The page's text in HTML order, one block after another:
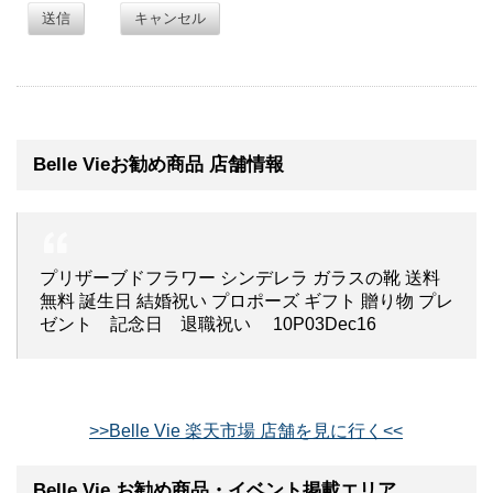
送信 キャンセル
Belle Vieお勧め商品 店舗情報
プリザーブドフラワー シンデレラ ガラスの靴 送料
無料 誕生日 結婚祝い プロポーズ ギフト 贈り物 プレ
ゼント 記念日 退職祝い 10P03Dec16
>>Belle Vie 楽天市場 店舗を見に行く<<